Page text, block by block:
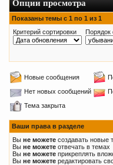
Показаны темы с 1 по 1 из 1
Критерий сортировки
Порядок
Новые сообщения
Нет новых сообщений
Тема закрыта
Ваши права в разделе
Вы не можете создавать новые
Вы не можете отвечать в темах
Вы не можете прикреплять
Вы не можете редактировать